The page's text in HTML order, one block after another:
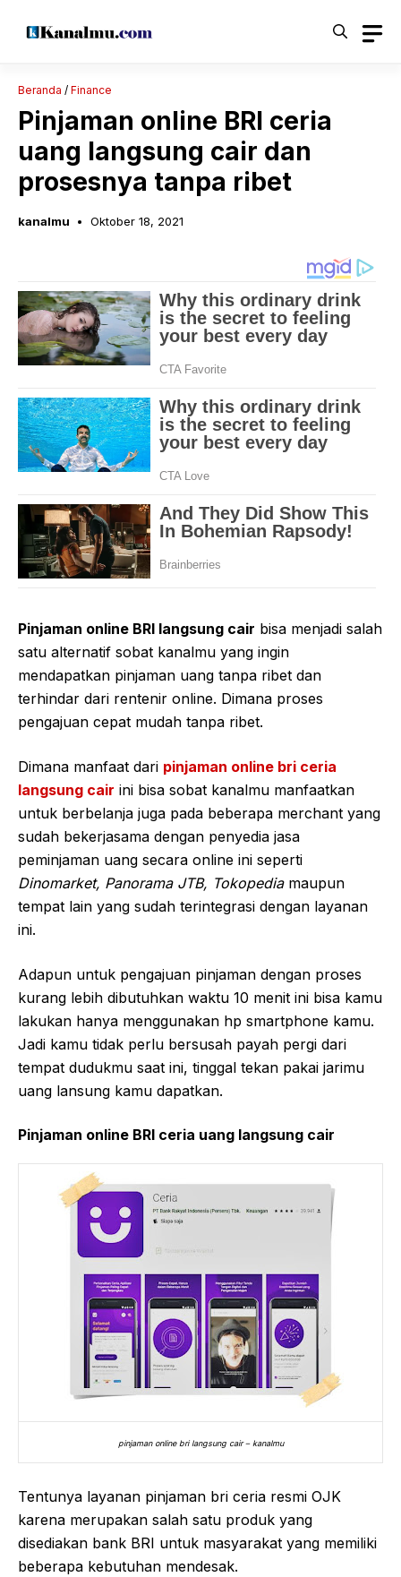
Beranda / Finance
Pinjaman online BRI ceria
uang langsung cair dan
prosesnya tanpa ribet
kanalmu Oktober 18, 2021
Pinjaman online BRI langsung cair bisa menjadi salah
satu alternatif sobat kanalmu yang ingin
mendapatkan pinjaman uang tanpa ribet dan
terhindar dari rentenir online. Dimana proses
pengajuan cepat mudah tanpa ribet.
Dimana manfaat dari pinjaman online bri ceria
langsung cair ini bisa sobat kanalmu manfaatkan
untuk berbelanja juga pada beberapa merchant yang
sudah bekerjasama dengan penyedia jasa
peminjaman uang secara online ini seperti
Dinomarket, Panorama JTB, Tokopedia maupun
tempat lain yang sudah terintegrasi dengan layanan
ini.
Adapun untuk pengajuan pinjaman dengan proses
kurang lebih dibutuhkan waktu 10 menit ini bisa kamu
lakukan hanya menggunakan hp smartphone kamu.
Jadi kamu tidak perlu bersusah payah pergi dari
tempat dudukmu saat ini, tinggal tekan pakai jarimu
uang lansung kamu dapatkan.
Pinjaman online BRI ceria uang langsung cair
pinjaman online bri langsung cair – kanalmu
Tentunya layanan pinjaman bri ceria resmi OJK
karena merupakan salah satu produk yang
disediakan bank BRI untuk masyarakat yang memiliki
beberapa kebutuhan mendesak.